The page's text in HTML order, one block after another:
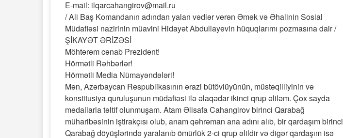
E-mail: ilqarcahangirov@mail.ru
/ Ali Baş Komandanın adından yalan vədlər verən Əmək və Əhalinin Sosial
Müdafiəsi nazirinin müavini Hidayət Abdullayevin hüquqlarımı pozmasına dair /
ŞİKAYƏT ƏRİZƏSİ
Möhtərəm cənab Prezident!
Hörmətli Rəhbərlər!
Hörmətli Media Nümayəndələri!
Mən, Azərbaycan Respublikasının ərazi bütövlüyünün, müstəqilliyinin və
konstitusiya quruluşunun müdafiəsi ilə əlaqədar ikinci qrup əliləm. Çox sayda
medallarla təltif olunmuşam. Atam Əlisafa Cahangirov birinci Qarabağ
müharibəsinin iştirakçısı olub, anam qəhrəman ana adını alıb, bir qardaşım birinci
Qarabağ döyüşlərində yaralanıb ömürlük 2-ci qrup əlildir və digər qardaşım isə